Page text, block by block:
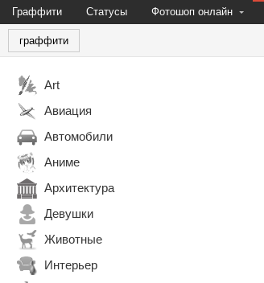
Граффити Статусы Фотошоп онлайн
граффити
Art
Авиация
Автомобили
Аниме
Архитектура
Девушки
Животные
Интерьер